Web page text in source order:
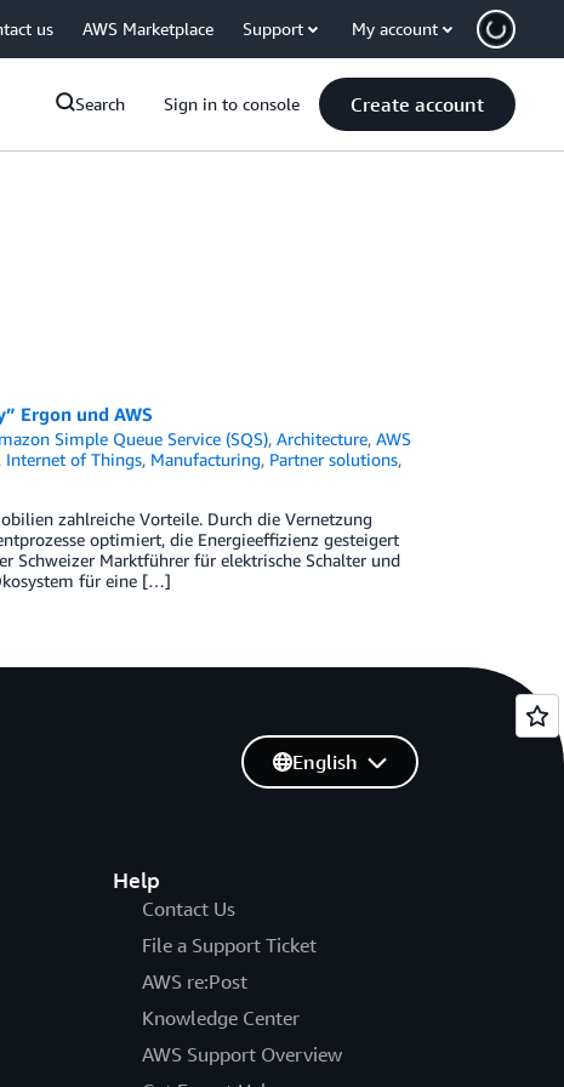
us AWS Marketplace Support My account
Search Sign in to console Create account
Ergon und AWS
Simple Queue Service (SQS),Architecture,AWS
Internet of Things, Manufacturing, Partner solutions,
zahlreiche Vorteile. Durch die Vernetzung
optimiert, die Energieeffizienz gesteigert
Schweizer Marktführer für elektrische Schalter und
für eine […]
Help
Contact Us
File a Support Ticket
AWS re:Post
Knowledge Center
AWS Support Overview
English